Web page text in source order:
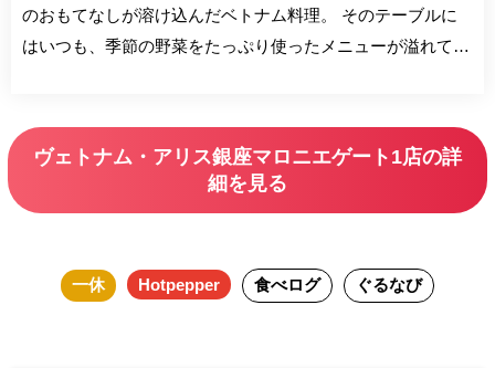
のおもてなしが溶け込んだベトナム料理。 そのテーブルに
はいつも、季節の野菜をたっぷり使ったメニューが溢れてい
上げて、皆さまをお待ちしております。
ヴェトナム・アリス銀座マロニエゲート1店の詳
細を見る
一休 Hotpepper 食べログ ぐるなび